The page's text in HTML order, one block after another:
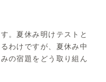
。夏休み明けテストと
わけですが、夏休み中
の宿題をどう取り組ん